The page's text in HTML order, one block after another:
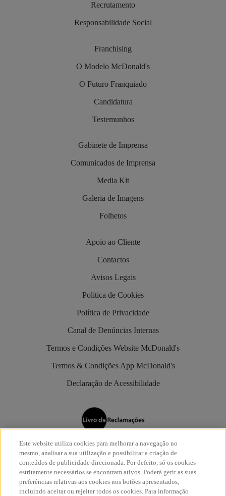
Recrutamento
Responsabilidade Social
Franchising
O Modelo McDonald's
O Futuro Franquiado
Candidatura
Testemunhos
Gabinete de Imprensa
Comunicados de Imprensa
Media Kit
Galeria de Imagens
Folhetos
Apoio ao Cliente
Contactos
Avisos Legais
Politica de Cookies
Política de Privacidade
Canal de Denúncias Internas
Termos e Condições Website McDonald's
Termos & Condições App McDonald's
Declaração de Acessibilidade
Os restaurantes McDonald’s são aderentes doLivro de
Reclamações Eletrónico.
Este website utiliza cookies para melhorar a navegação no
mesmo, analisar a sua utilização e possibilitar a criação de
conteúdos de publicidade direcionada. Por defeito, só os cookies
estritamente necessários se encontram ativos. Poderá gerir as suas
preferências relativas aos cookies nos botões apresentados,
incluindo aceitar ou rejeitar todos os cookies. Para informação